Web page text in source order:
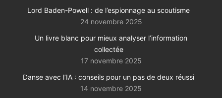
Lord Baden-Powell : de l’espionnage au scoutisme
24 novembre 2025
Un livre blanc pour mieux analyser l’information
collectée
17 novembre 2025
Danse avec l’IA : conseils pour un pas de deux réussi
14 novembre 2025